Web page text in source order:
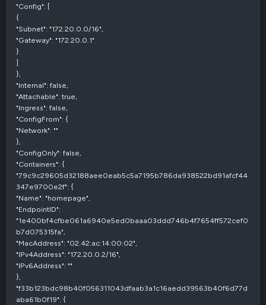
"Config": [
{
"Subnet": "172.20.0.0/16",
"Gateway": "172.20.0.1"
}
]
},
"Internal": false,
"Attachable": true,
"Ingress": false,
"ConfigFrom": {
"Network": ""
},
"ConfigOnly": false,
"Containers": {
"79c9c29605d32188aee0eab5c5a7195b786da938522bd91afcf44
347e9700e2f": {
"Name": "homepage",
"EndpointID":
"1e400bf4cfbe061a6940e5ed0baaa03ddd746b4f7654ff572cef0
b7d075315fa",
"MacAddress": "02:42:ac:14:00:02",
"IPv4Address": "172.20.0.2/16",
"IPv6Address": ""
},
"f33b123bdc98b40f056311043dfaab3a1c16aedd39563b40f6d77d
aba61b0f19": {